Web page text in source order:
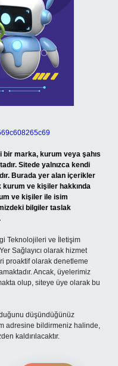
marka, kurum veya şahıs
Sitede yalnızca kendi
Burada yer alan içerikler
kurum ve kişiler hakkında
ve kişiler ile isim
bilgiler taslak
Teknolojileri ve İletişim
Sağlayıcı olarak hizmet
proaktif olarak denetleme
Ancak, üyelerimiz
olup, siteye üye olarak bu
düşündüğünüz
adresine bildirmeniz halinde,
kaldırılacaktır.